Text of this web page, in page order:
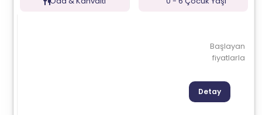
Başlayan
fiyatlarla
Detay